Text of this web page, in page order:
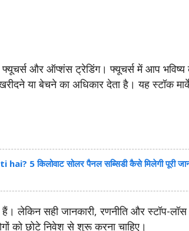
और ऑप्शंस ट्रेडिंग। फ्यूचर्स में आप भविष्य
या बेचने का अधिकार देता है। यह स्टॉक
किलोवाट सोलर पैनल सब्सिडी कैसे मिलेगी पूरी
लेकिन सही जानकारी, रणनीति और स्टॉप-
को छोटे निवेश से शुरू करना चाहिए।